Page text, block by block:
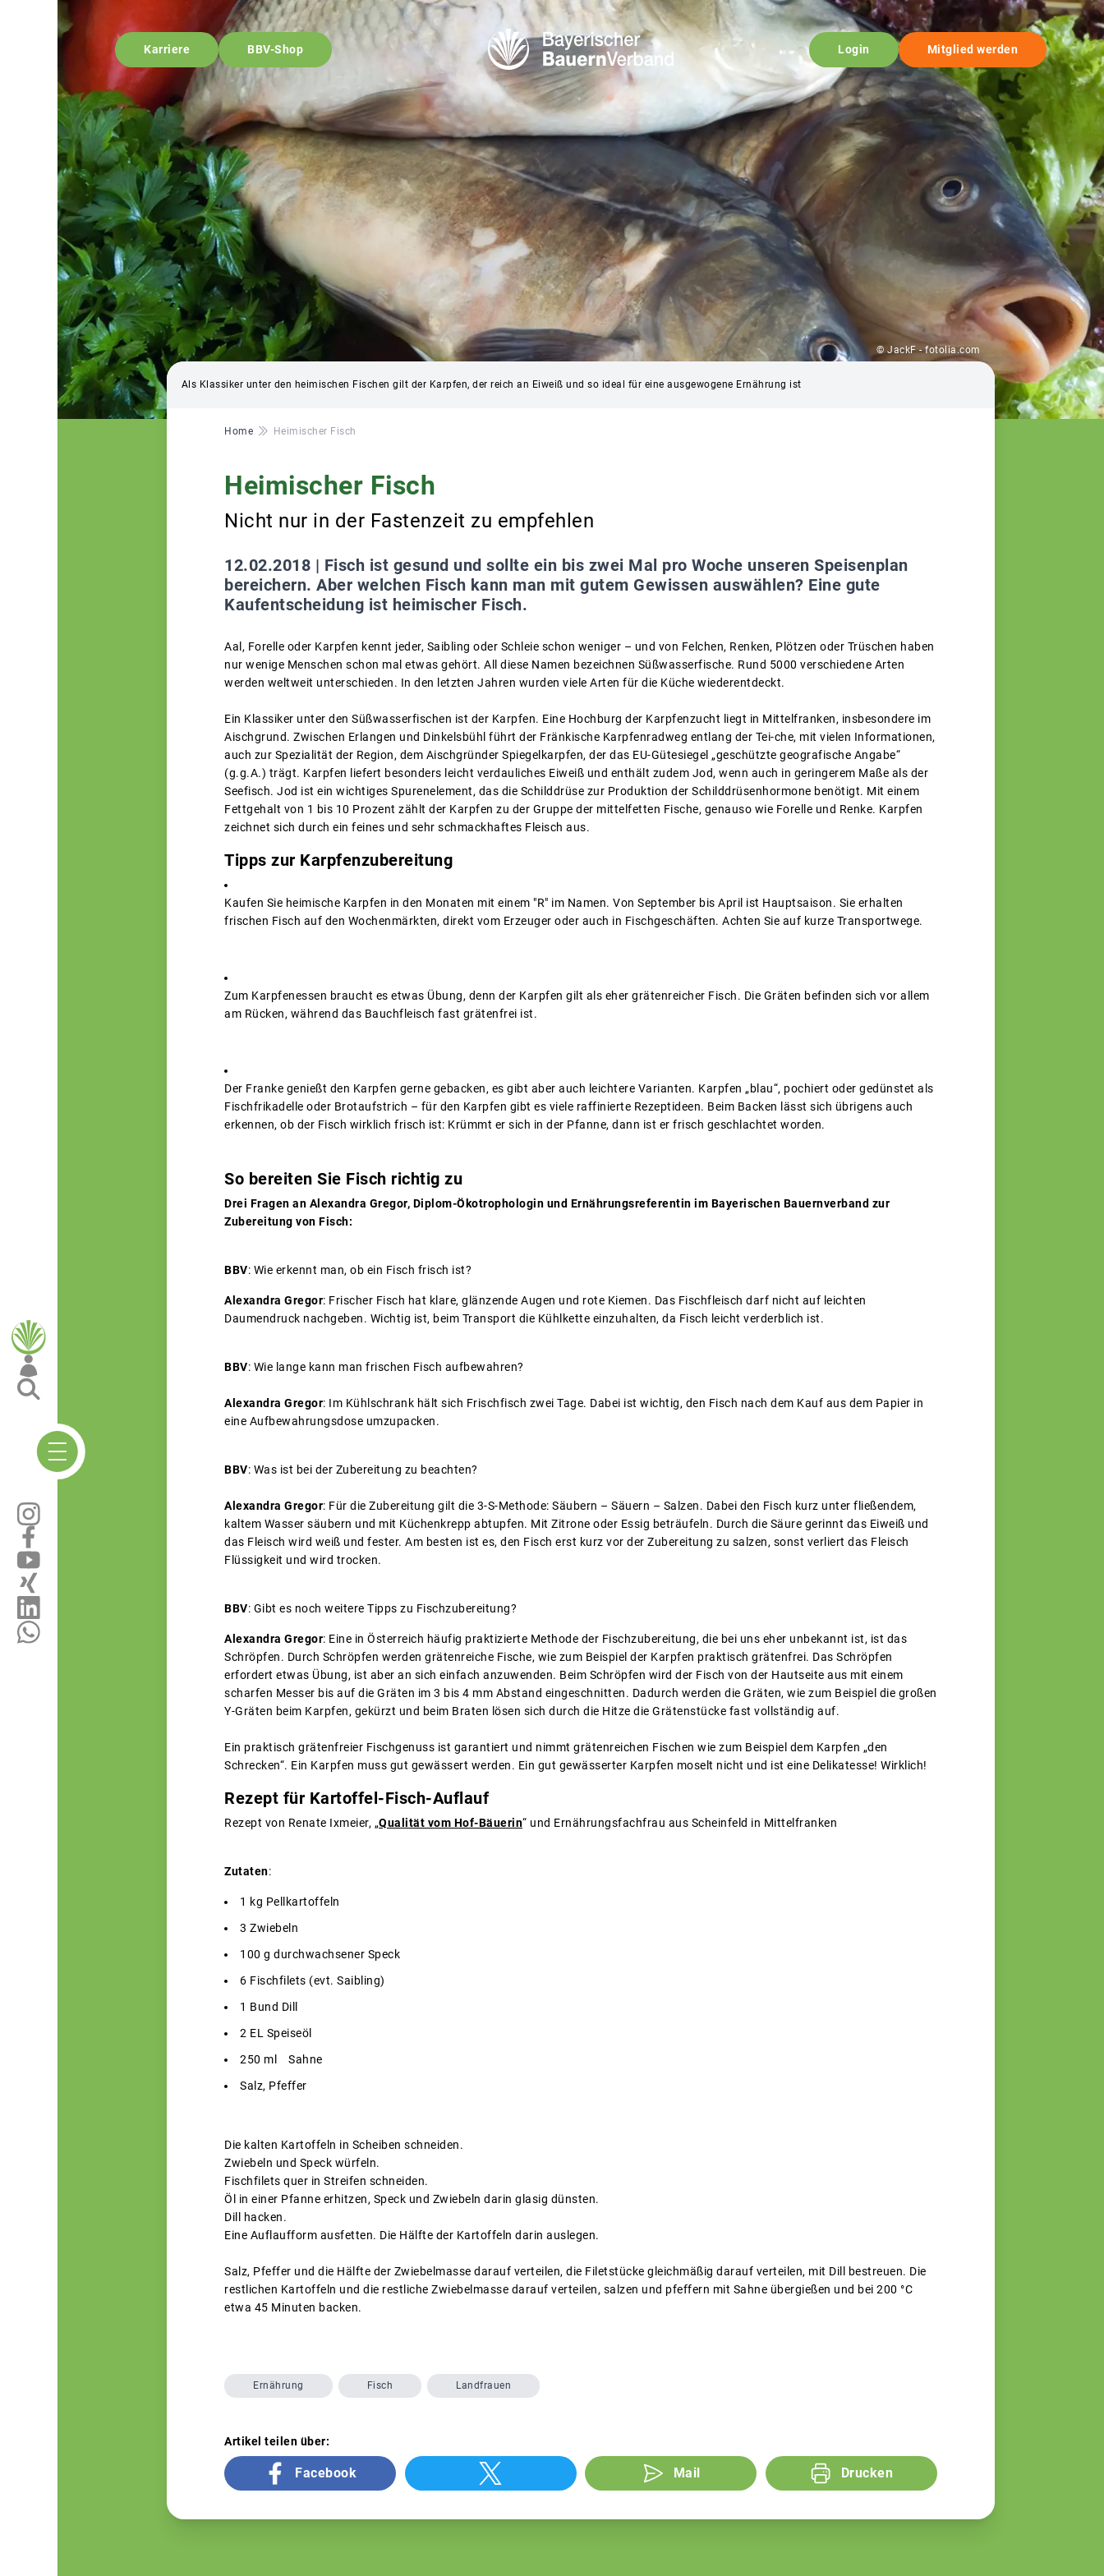
Karriere BBV-Shop Login Mitglied werden
© JackF - fotolia.com
Als Klassiker unter den heimischen Fischen gilt der Karpfen, der reich an Eiweiß und so ideal für eine ausgewogene Ernährung ist
Pfadnavigation
Home Heimischer Fisch
Heimischer Fisch
Nicht nur in der Fastenzeit zu empfehlen
12.02.2018 | Fisch ist gesund und sollte ein bis zwei Mal pro Woche unseren Speisenplan
bereichern. Aber welchen Fisch kann man mit gutem Gewissen auswählen? Eine gute
Kaufentscheidung ist heimischer Fisch.
Aal, Forelle oder Karpfen kennt jeder, Saibling oder Schleie schon weniger – und von Felchen, Renken, Plötzen oder Trüschen haben
nur wenige Menschen schon mal etwas gehört. All diese Namen bezeichnen Süßwasserfische. Rund 5000 verschiedene Arten
werden weltweit unterschieden. In den letzten Jahren wurden viele Arten für die Küche wiederentdeckt.
Ein Klassiker unter den Süßwasserfischen ist der Karpfen. Eine Hochburg der Karpfenzucht liegt in Mittelfranken, insbesondere im
Aischgrund. Zwischen Erlangen und Dinkelsbühl führt der Fränkische Karpfenradweg entlang der Tei-che, mit vielen Informationen,
auch zur Spezialität der Region, dem Aischgründer Spiegelkarpfen, der das EU-Gütesiegel „geschützte geografische Angabe“
(g.g.A.) trägt. Karpfen liefert besonders leicht verdauliches Eiweiß und enthält zudem Jod, wenn auch in geringerem Maße als der
Seefisch. Jod ist ein wichtiges Spurenelement, das die Schilddrüse zur Produktion der Schilddrüsenhormone benötigt. Mit einem
Fettgehalt von 1 bis 10 Prozent zählt der Karpfen zu der Gruppe der mittelfetten Fische, genauso wie Forelle und Renke. Karpfen
zeichnet sich durch ein feines und sehr schmackhaftes Fleisch aus.
Tipps zur Karpfenzubereitung
Kaufen Sie heimische Karpfen in den Monaten mit einem "R" im Namen. Von September bis April ist Hauptsaison. Sie erhalten
frischen Fisch auf den Wochenmärkten, direkt vom Erzeuger oder auch in Fischgeschäften. Achten Sie auf kurze Transportwege.
Zum Karpfenessen braucht es etwas Übung, denn der Karpfen gilt als eher grätenreicher Fisch. Die Gräten befinden sich vor allem
am Rücken, während das Bauchfleisch fast grätenfrei ist.
Der Franke genießt den Karpfen gerne gebacken, es gibt aber auch leichtere Varianten. Karpfen „blau“, pochiert oder gedünstet als
Fischfrikadelle oder Brotaufstrich – für den Karpfen gibt es viele raffinierte Rezeptideen. Beim Backen lässt sich übrigens auch
erkennen, ob der Fisch wirklich frisch ist: Krümmt er sich in der Pfanne, dann ist er frisch geschlachtet worden.
So bereiten Sie Fisch richtig zu
Drei Fragen an Alexandra Gregor, Diplom-Ökotrophologin und Ernährungsreferentin im Bayerischen Bauernverband zur
Zubereitung von Fisch:
BBV: Wie erkennt man, ob ein Fisch frisch ist?
Alexandra Gregor: Frischer Fisch hat klare, glänzende Augen und rote Kiemen. Das Fischfleisch darf nicht auf leichten
Daumendruck nachgeben. Wichtig ist, beim Transport die Kühlkette einzuhalten, da Fisch leicht verderblich ist.
BBV: Wie lange kann man frischen Fisch aufbewahren?
Alexandra Gregor: Im Kühlschrank hält sich Frischfisch zwei Tage. Dabei ist wichtig, den Fisch nach dem Kauf aus dem Papier in
eine Aufbewahrungsdose umzupacken.
BBV: Was ist bei der Zubereitung zu beachten?
Alexandra Gregor: Für die Zubereitung gilt die 3-S-Methode: Säubern – Säuern – Salzen. Dabei den Fisch kurz unter fließendem,
kaltem Wasser säubern und mit Küchenkrepp abtupfen. Mit Zitrone oder Essig beträufeln. Durch die Säure gerinnt das Eiweiß und
das Fleisch wird weiß und fester. Am besten ist es, den Fisch erst kurz vor der Zubereitung zu salzen, sonst verliert das Fleisch
Flüssigkeit und wird trocken.
BBV: Gibt es noch weitere Tipps zu Fischzubereitung?
Alexandra Gregor: Eine in Österreich häufig praktizierte Methode der Fischzubereitung, die bei uns eher unbekannt ist, ist das
Schröpfen. Durch Schröpfen werden grätenreiche Fische, wie zum Beispiel der Karpfen praktisch grätenfrei. Das Schröpfen
erfordert etwas Übung, ist aber an sich einfach anzuwenden. Beim Schröpfen wird der Fisch von der Hautseite aus mit einem
scharfen Messer bis auf die Gräten im 3 bis 4 mm Abstand eingeschnitten. Dadurch werden die Gräten, wie zum Beispiel die großen
Y-Gräten beim Karpfen, gekürzt und beim Braten lösen sich durch die Hitze die Grätenstücke fast vollständig auf.
Ein praktisch grätenfreier Fischgenuss ist garantiert und nimmt grätenreichen Fischen wie zum Beispiel dem Karpfen „den
Schrecken“. Ein Karpfen muss gut gewässert werden. Ein gut gewässerter Karpfen moselt nicht und ist eine Delikatesse! Wirklich!
Rezept für Kartoffel-Fisch-Auflauf
Rezept von Renate Ixmeier, „Qualität vom Hof-Bäuerin“ und Ernährungsfachfrau aus Scheinfeld in Mittelfranken
Zutaten:
1 kg Pellkartoffeln
3 Zwiebeln
100 g durchwachsener Speck
6 Fischfilets (evt. Saibling)
1 Bund Dill
2 EL Speiseöl
250 ml Sahne
Salz, Pfeffer
Die kalten Kartoffeln in Scheiben schneiden.
Zwiebeln und Speck würfeln.
Fischfilets quer in Streifen schneiden.
Öl in einer Pfanne erhitzen, Speck und Zwiebeln darin glasig dünsten.
Dill hacken.
Eine Auflaufform ausfetten. Die Hälfte der Kartoffeln darin auslegen.
Salz, Pfeffer und die Hälfte der Zwiebelmasse darauf verteilen, die Filetstücke gleichmäßig darauf verteilen, mit Dill bestreuen. Die
restlichen Kartoffeln und die restliche Zwiebelmasse darauf verteilen, salzen und pfeffern mit Sahne übergießen und bei 200 °C
etwa 45 Minuten backen.
Ernährung Fisch Landfrauen
Artikel teilen über:
Facebook Mail Drucken